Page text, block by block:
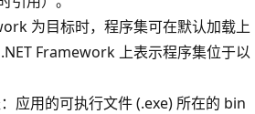
为目标时，程序集可在默认加载上
Framework 上表示程序集位于以
应用的可执行文件 (.exe) 所在的 bin